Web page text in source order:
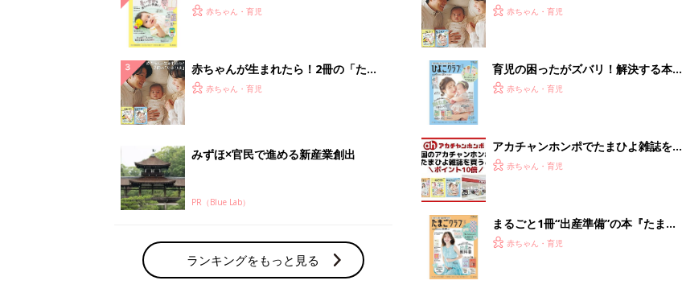
てのひよこクラブ 夏号』〈巻頭大特
解決テク
赤ちゃん・育児
赤ちゃんが生まれたら！2冊の「たま
ひよ」
赤ちゃん・育児
みずほ×官民で進める新産業創出
PR（Blue Lab）
ランキングをもっと見る
ひよ」
赤ちゃん・育児
育児の困ったがズバリ！解決する本
『ひよこクラブ 秋号』 4カ月～2才
赤ちゃん・育児
アカチャンホンポでたまひよ雑誌を買
うとポイント10倍【期間限定】
赤ちゃん・育児
まるごと1冊“出産準備”の本『たまご
クラブ 夏号』〈スペシャル大特集〉
赤ちゃん・育児